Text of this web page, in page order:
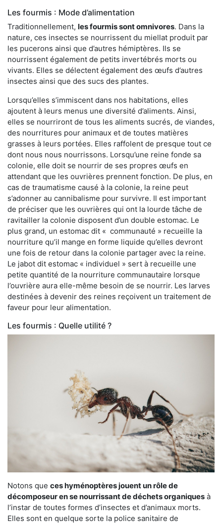
Les fourmis : Mode d’alimentation
Traditionnellement, les fourmis sont omnivores. Dans la
nature, ces insectes se nourrissent du miellat produit par
les pucerons ainsi que d’autres hémiptères. Ils se
nourrissent également de petits invertébrés morts ou
vivants. Elles se délectent également des œufs d’autres
insectes ainsi que des sucs des plantes.
Lorsqu’elles s’immiscent dans nos habitations, elles
ajoutent à leurs menus une diversité d’aliments. Ainsi,
elles se nourriront de tous les aliments sucrés, de viandes,
des nourritures pour animaux et de toutes matières
grasses à leurs portées. Elles raffolent de presque tout ce
dont nous nous nourrissons. Lorsqu’une reine fonde sa
colonie, elle doit se nourrir de ses propres œufs en
attendant que les ouvrières prennent fonction. De plus, en
cas de traumatisme causé à la colonie, la reine peut
s’adonner au cannibalisme pour survivre. Il est important
de préciser que les ouvrières qui ont la lourde tâche de
ravitailler la colonie disposent d’un double estomac. Le
plus grand, un estomac dit « communauté » recueille la
nourriture qu’il mange en forme liquide qu’elles devront
une fois de retour dans la colonie partager avec la reine.
Le jabot dit estomac « individuel » sert à recueille une
petite quantité de la nourriture communautaire lorsque
l’ouvrière aura elle-même besoin de se nourrir. Les larves
destinées à devenir des reines reçoivent un traitement de
faveur pour leur alimentation.
Les fourmis : Quelle utilité ?
Notons que ces hyménoptères jouent un rôle de
décomposeur en se nourrissant de déchets organiques à
l’instar de toutes formes d’insectes et d’animaux morts.
Elles sont en quelque sorte la police sanitaire de